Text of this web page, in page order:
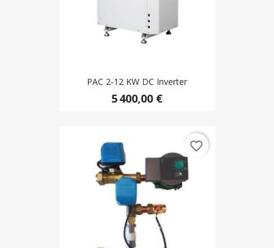
PAC 2-12 KW DC Inverter
5 400,00 €
favorite_border